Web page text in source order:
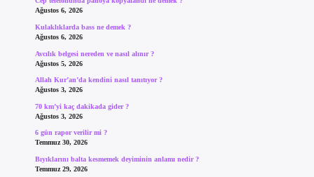
Ağustos 6, 2026
Kulaklıklarda bass ne demek ?
Ağustos 6, 2026
Avcılık belgesi nereden ve nasıl alınır ?
Ağustos 5, 2026
Allah Kur’an’da kendini nasıl tanıtıyor ?
Ağustos 3, 2026
70 km’yi kaç dakikada gider ?
Ağustos 3, 2026
6 gün rapor verilir mi ?
Temmuz 30, 2026
Bıyıklarını balta kesmemek deyiminin anlamı nedir ?
Temmuz 29, 2026